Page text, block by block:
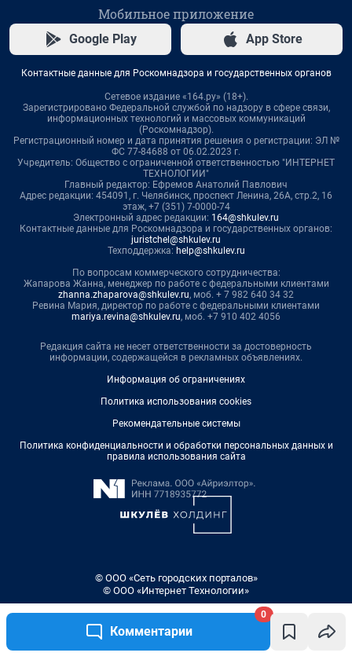
Комментарии
0
Мобильное приложение
Google Play App Store
Контактные данные для Роскомнадзора и государственных органов
Сетевое издание «164.ру» (18+).
Зарегистрировано Федеральной службой по надзору в сфере связи,
информационных технологий и массовых коммуникаций
(Роскомнадзор).
Регистрационный номер и дата принятия решения о регистрации: ЭЛ №
ФС 77-84688 от 06.02.2023 г.
Учредитель: Общество с ограниченной ответственностью "ИНТЕРНЕТ
ТЕХНОЛОГИИ"
Главный редактор: Ефремов Анатолий Павлович
Адрес редакции: 454091, г. Челябинск, проспект Ленина, 26А, стр.2, 16
этаж, +7 (351) 7-0000-74
Электронный адрес редакции: 164@shkulev.ru
Контактные данные для Роскомнадзора и государственных органов:
juristchel@shkulev.ru
Техподдержка: help@shkulev.ru
По вопросам коммерческого сотрудничества:
Жапарова Жанна, менеджер по работе с федеральными клиентами
zhanna.zhaparova@shkulev.ru, моб. + 7 982 640 34 32
Ревина Мария, директор по работе с федеральными клиентами
mariya.revina@shkulev.ru, моб. +7 910 402 4056
Редакция сайта не несет ответственности за достоверность
информации, содержащейся в рекламных объявлениях.
Информация об ограничениях
Политика использования cookies
Рекомендательные системы
Политика конфиденциальности и обработки персональных данных и
правила использования сайта
© ООО «Сеть городских порталов»
© ООО «Интернет Технологии»